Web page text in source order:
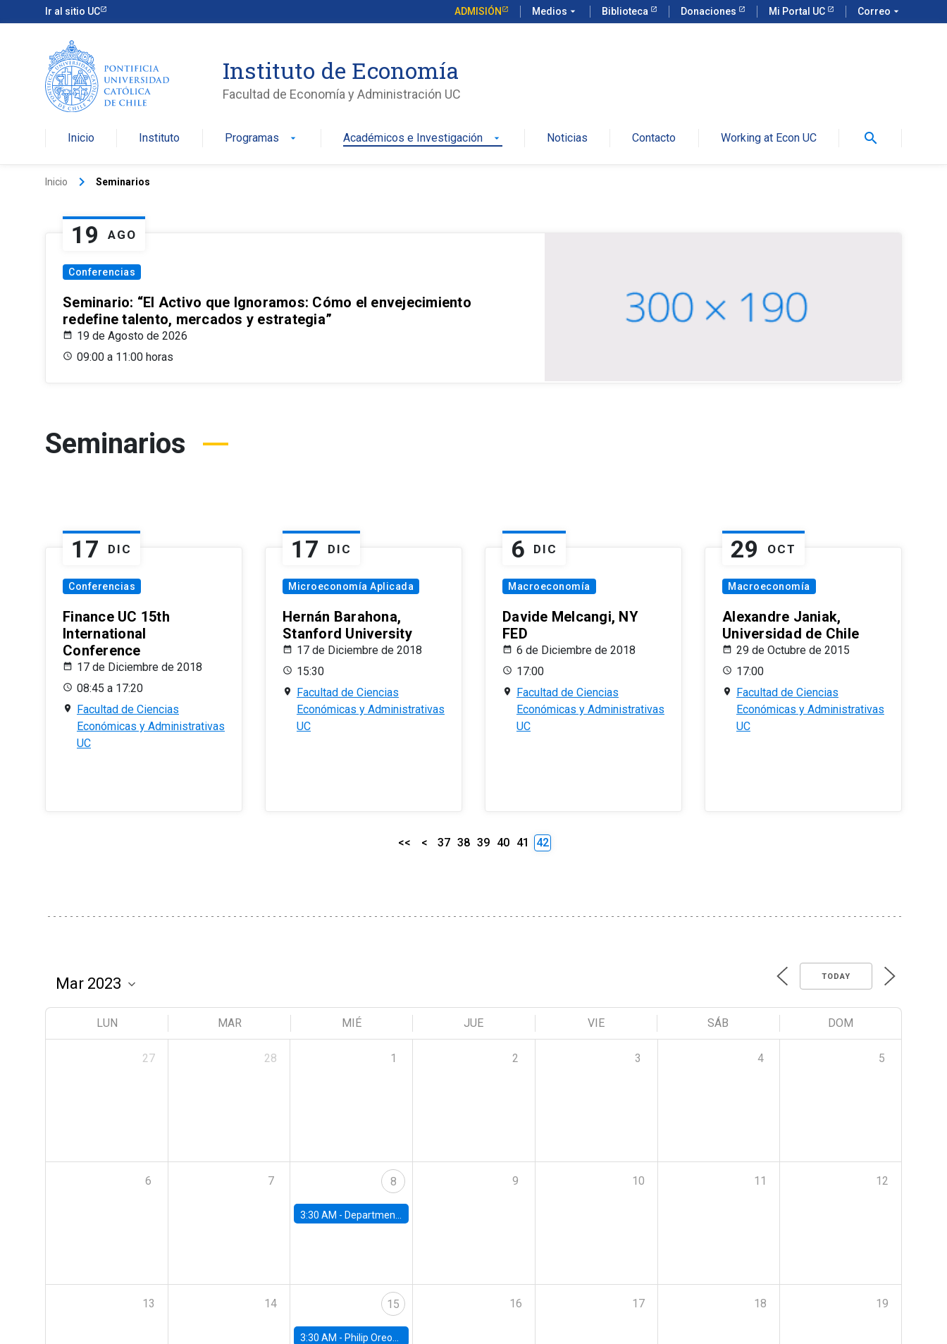
Ir al sitio UC ADMISIÓN Medios arrow_drop_down Biblioteca Donaciones Mi Portal UC Correo arrow_drop_down
Instituto de Economía
Facultad de Economía y Administración UC
Inicio Instituto Programas arrow_drop_down Académicos e Investigación arrow_drop_down Noticias Contacto Working at Econ UC search
Inicio keyboard_arrow_right Seminarios
19 AGO
Conferencias
Seminario: “El Activo que Ignoramos: Cómo el envejecimiento
redefine talento, mercados y estrategia”
19 de Agosto de 2026
09:00 a 11:00 horas
Seminarios
17 DIC
Conferencias
Finance UC 15th
International
Conference
17 de Diciembre de 2018
08:45 a 17:20
Facultad de Ciencias
Económicas y Administrativas
UC
17 DIC
Microeconomía Aplicada
Hernán Barahona,
Stanford University
17 de Diciembre de 2018
15:30
Facultad de Ciencias
Económicas y Administrativas
UC
6 DIC
Macroeconomía
Davide Melcangi, NY
FED
6 de Diciembre de 2018
17:00
Facultad de Ciencias
Económicas y Administrativas
UC
29 OCT
Macroeconomía
Alexandre Janiak,
Universidad de Chile
29 de Octubre de 2015
17:00
Facultad de Ciencias
Económicas y Administrativas
UC
<< < 37 38 39 40 41 42
TODAY
LUN MAR MIÉ JUE VIE SÁB DOM
27 28 1 2 3 4 5
6 7 8
3:30 AM - Department Seminar: James Robinson
9 10 11 12
13 14 15
3:30 AM - Philip Oreopolous, University of Toronto
16 17 18 19